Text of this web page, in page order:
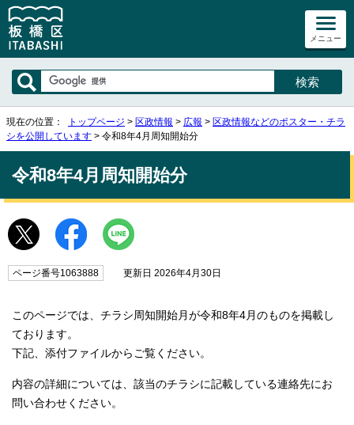
メニュー
現在の位置： トップページ > 区政情報 > 広報 > 区政情報などのポスター・チラ
シを公開しています > 令和8年4月周知開始分
令和8年4月周知開始分
ページ番号1063888 更新日 2026年4月30日
このページでは、チラシ周知開始月が令和8年4月のものを掲載し
ております。
下記、添付ファイルからご覧ください。
内容の詳細については、該当のチラシに記載している連絡先にお
問い合わせください。